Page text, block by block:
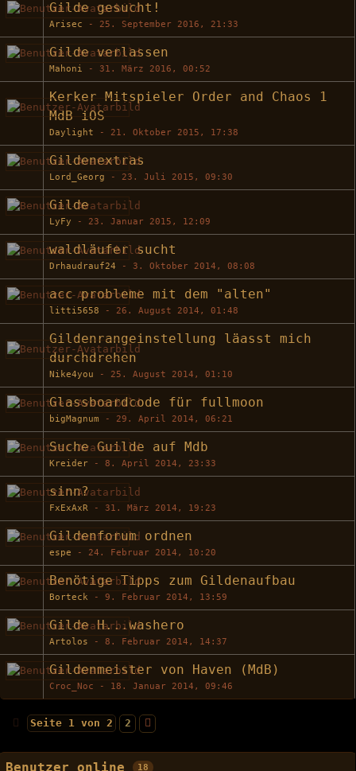
Gilde gesucht!
Arisec - 25. September 2016, 21:33
Gilde verlassen
Mahoni - 31. März 2016, 00:52
Kerker Mitspieler Order and Chaos 1
MdB iOS
Daylight - 21. Oktober 2015, 17:38
Gildenextras
Lord_Georg - 23. Juli 2015, 09:30
Gilde
LyFy - 23. Januar 2015, 12:09
waldläufer sucht
Drhaudrauf24 - 3. Oktober 2014, 08:08
acc probleme mit dem "alten"
litti5658 - 26. August 2014, 01:48
Gildenrangeinstellung läasst mich
durchdrehen
Nike4you - 25. August 2014, 01:10
Glassboardcode für fullmoon
bigMagnum - 29. April 2014, 06:21
Suche Guilde auf Mdb
Kreider - 8. April 2014, 23:33
sinn?
FxExAxR - 31. März 2014, 19:23
Gildenforum ordnen
espe - 24. Februar 2014, 10:20
Benötige Tipps zum Gildenaufbau
Borteck - 9. Februar 2014, 13:59
Gilde H...washero
Artolos - 8. Februar 2014, 14:37
Gildenmeister von Haven (MdB)
Croc_Noc - 18. Januar 2014, 09:46
Seite 1 von 2 2
Benutzer online 18